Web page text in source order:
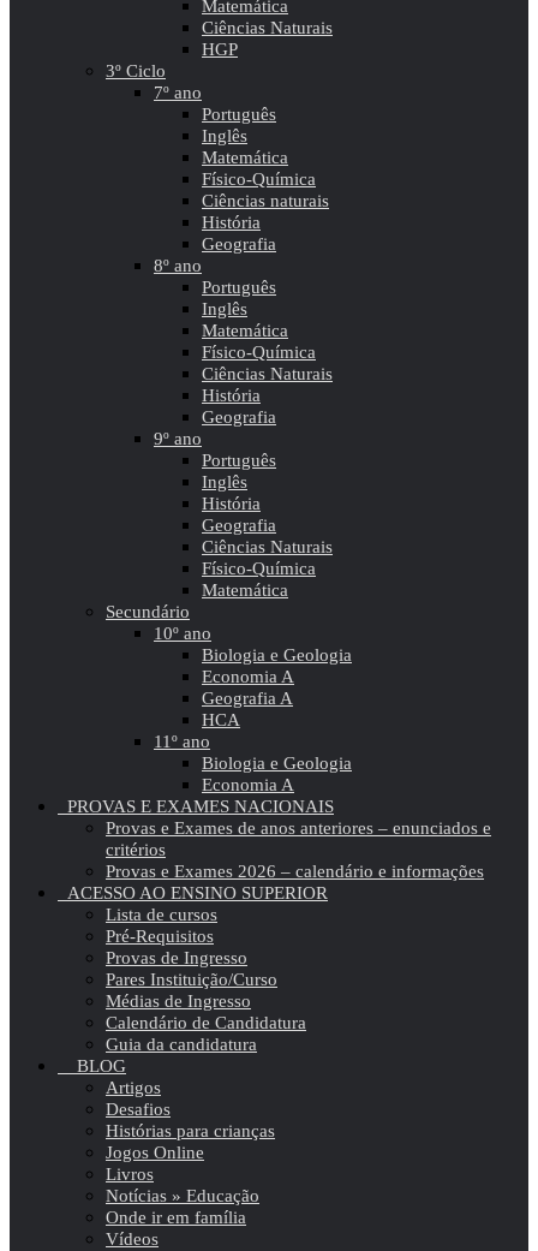
Matemática
Ciências Naturais
HGP
3º Ciclo
7º ano
Português
Inglês
Matemática
Físico-Química
Ciências naturais
História
Geografia
8º ano
Português
Inglês
Matemática
Físico-Química
Ciências Naturais
História
Geografia
9º ano
Português
Inglês
História
Geografia
Ciências Naturais
Físico-Química
Matemática
Secundário
10º ano
Biologia e Geologia
Economia A
Geografia A
HCA
11º ano
Biologia e Geologia
Economia A
PROVAS E EXAMES NACIONAIS
Provas e Exames de anos anteriores – enunciados e
critérios
Provas e Exames 2026 – calendário e informações
ACESSO AO ENSINO SUPERIOR
Lista de cursos
Pré-Requisitos
Provas de Ingresso
Pares Instituição/Curso
Médias de Ingresso
Calendário de Candidatura
Guia da candidatura
BLOG
Artigos
Desafios
Histórias para crianças
Jogos Online
Livros
Notícias » Educação
Onde ir em família
Vídeos